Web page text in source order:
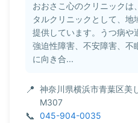
おおさこ心のクリニックは
タルクリニックとして、
提供しています。うつ病や
強迫性障害、不安障害、不
に向き合...
神奈川県横浜市青葉区
M307
045-904-0035